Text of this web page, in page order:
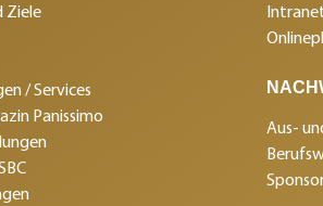
Ziele
/ Services
Panissimo
Aus-